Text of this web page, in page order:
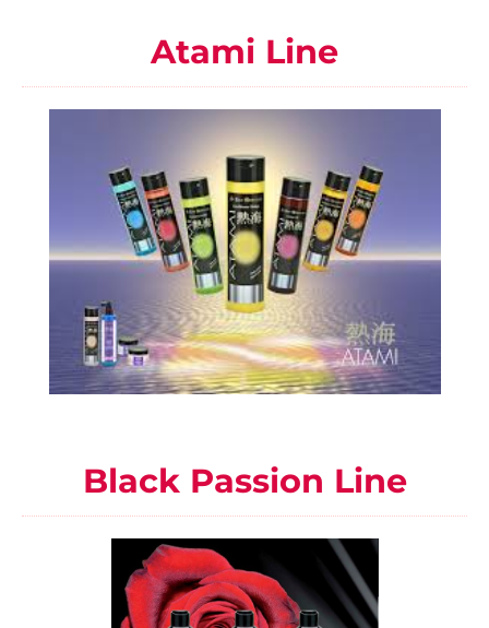
Atami Line
Black Passion Line